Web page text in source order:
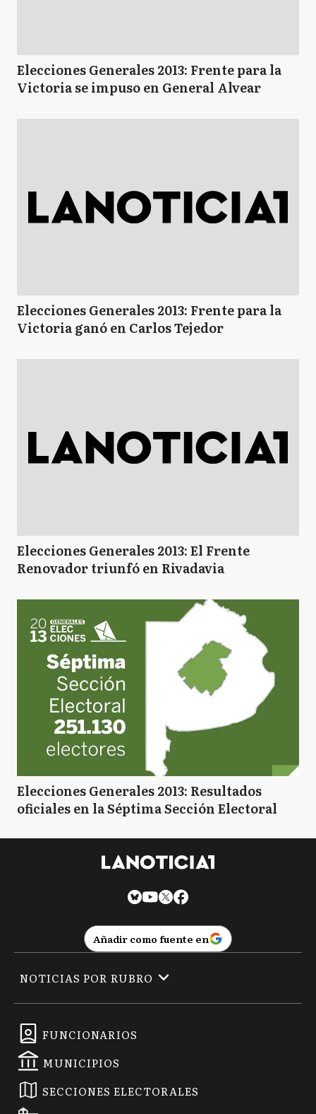
Elecciones Generales 2013: Frente para la
Victoria se impuso en General Alvear
Elecciones Generales 2013: Frente para la
Victoria ganó en Carlos Tejedor
Elecciones Generales 2013: El Frente
Renovador triunfó en Rivadavia
Elecciones Generales 2013: Resultados
oficiales en la Séptima Sección Electoral
Añadir como fuente en
FUNCIONARIOS
MUNICIPIOS
SECCIONES ELECTORALES
NOTICIAS POR RUBRO